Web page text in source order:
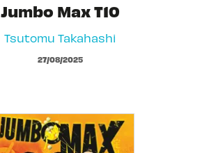
Jumbo Max T10
Tsutomu Takahashi
27/08/2025